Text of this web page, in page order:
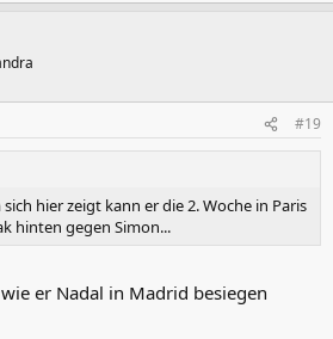
#19
hier zeigt kann er die 2. Woche in Paris
hinten gegen Simon...
er Nadal in Madrid besiegen